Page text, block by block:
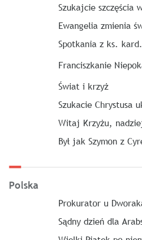
Szukajcie szczęścia
Ewangelia zmienia
Spotkania z ks.
Franciszkanie
Świat i krzyż
Szukacie Chrystusa
Witaj Krzyżu,
Był jak Szymon z
Polska
Prokurator u
Sądny dzień dla